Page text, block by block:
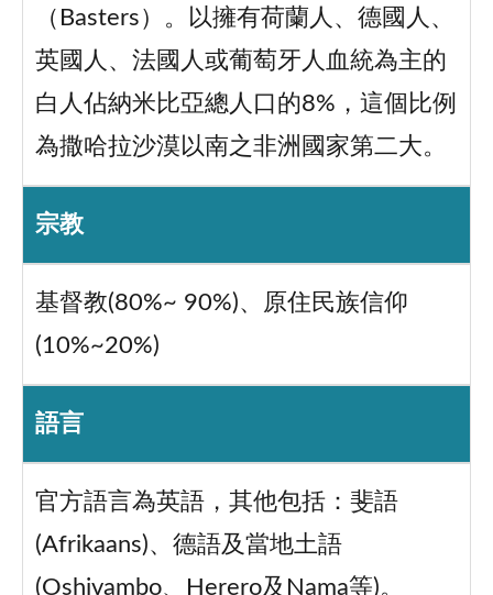
（Basters）。以擁有荷蘭人、德國人、
英國人、法國人或葡萄牙人血統為主的
白人佔納米比亞總人口的8%，這個比例
為撒哈拉沙漠以南之非洲國家第二大。
宗教
基督教(80%~ 90%)、原住民族信仰
(10%~20%)
語言
官方語言為英語，其他包括：斐語
(Afrikaans)、德語及當地土語
(Oshivambo、Herero及Nama等)。